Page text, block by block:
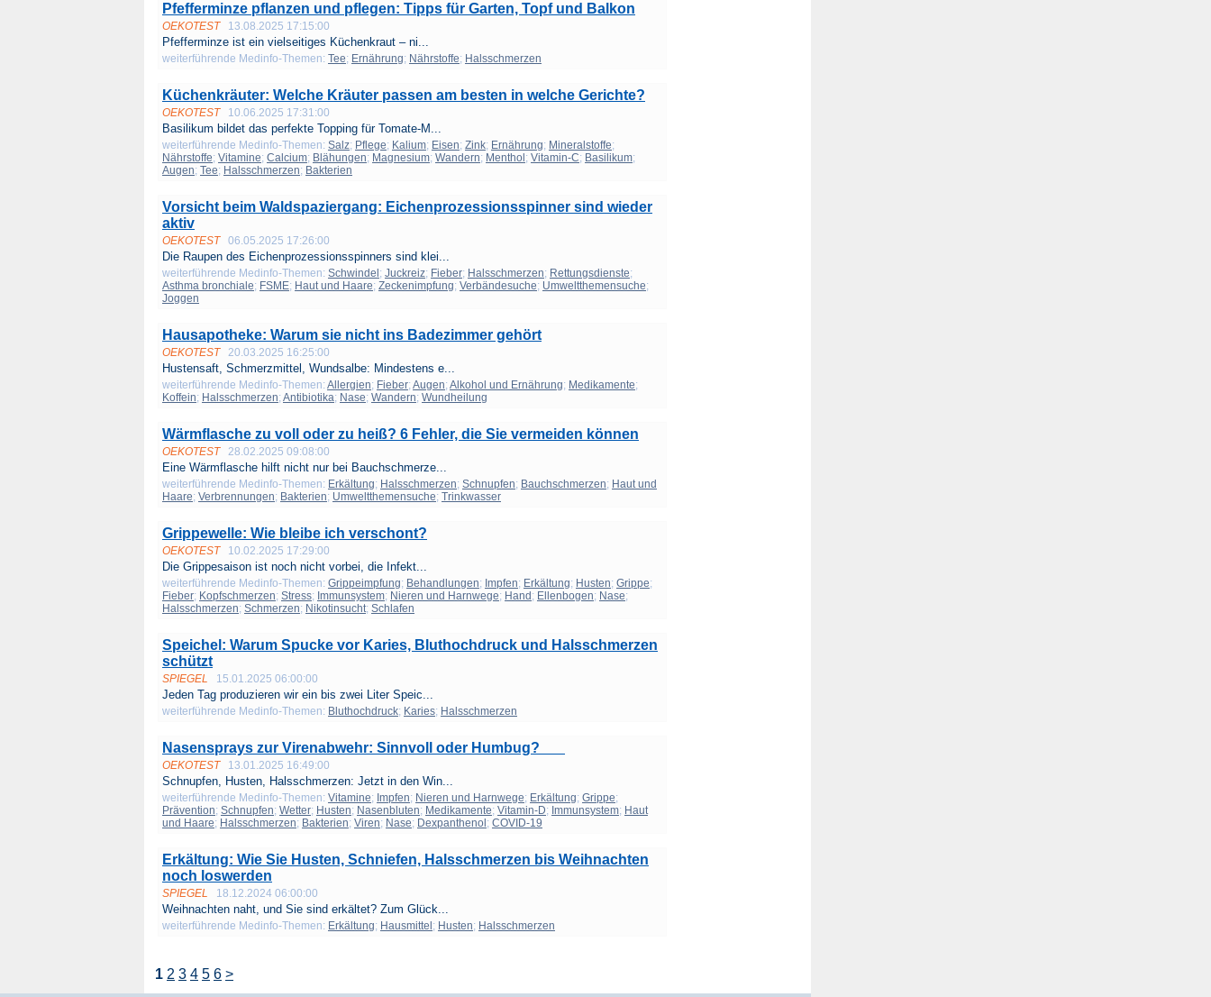
Pfefferminze pflanzen und pflegen: Tipps für Garten, Topf und Balkon
OEKOTEST 13.08.2025 17:15:00
Pfefferminze ist ein vielseitiges Küchenkraut – ni...
weiterführende Medinfo-Themen: Tee; Ernährung; Nährstoffe; Halsschmerzen
Küchenkräuter: Welche Kräuter passen am besten in welche Gerichte?
OEKOTEST 10.06.2025 17:31:00
Basilikum bildet das perfekte Topping für Tomate-M...
weiterführende Medinfo-Themen: Salz; Pflege; Kalium; Eisen; Zink; Ernährung; Mineralstoffe;
Nährstoffe; Vitamine; Calcium; Blähungen; Magnesium; Wandern; Menthol ; Vitamin-C; Basilikum;
Augen; Tee; Halsschmerzen; Bakterien
Vorsicht beim Waldspaziergang: Eichenprozessionsspinner sind wieder
aktiv
OEKOTEST 06.05.2025 17:26:00
Die Raupen des Eichenprozessionsspinners sind klei...
weiterführende Medinfo-Themen: Schwindel ; Juckreiz; Fieber; Halsschmerzen; Rettungsdienste;
Asthma bronchiale; FSME; Haut und Haare; Zeckenimpfung; Verbändesuche; Umweltthemensuche;
Joggen
Hausapotheke: Warum sie nicht ins Badezimmer gehört
OEKOTEST 20.03.2025 16:25:00
Hustensaft, Schmerzmittel, Wundsalbe: Mindestens e...
weiterführende Medinfo-Themen: Allergien; Fieber; Augen; Alkohol und Ernährung; Medikamente;
Koffein; Halsschmerzen; Antibiotika; Nase; Wandern; Wundheilung
Wärmflasche zu voll oder zu heiß? 6 Fehler, die Sie vermeiden können
OEKOTEST 28.02.2025 09:08:00
Eine Wärmflasche hilft nicht nur bei Bauchschmerze...
weiterführende Medinfo-Themen: Erkältung; Halsschmerzen; Schnupfen; Bauchschmerzen; Haut und
Haare; Verbrennungen; Bakterien; Umweltthemensuche; Trinkwasser
Grippewelle: Wie bleibe ich verschont?
OEKOTEST 10.02.2025 17:29:00
Die Grippesaison ist noch nicht vorbei, die Infekt...
weiterführende Medinfo-Themen: Grippeimpfung; Behandlungen; Impfen; Erkältung; Husten; Grippe;
Fieber; Kopfschmerzen; Stress; Immunsystem; Nieren und Harnwege; Hand ; Ellenbogen; Nase;
Halsschmerzen; Schmerzen; Nikotinsucht; Schlafen
Speichel: Warum Spucke vor Karies, Bluthochdruck und Halsschmerzen
schützt
SPIEGEL 15.01.2025 06:00:00
Jeden Tag produzieren wir ein bis zwei Liter Speic...
weiterführende Medinfo-Themen: Bluthochdruck; Karies; Halsschmerzen
Nasensprays zur Virenabwehr: Sinnvoll oder Humbug?
OEKOTEST 13.01.2025 16:49:00
Schnupfen, Husten, Halsschmerzen: Jetzt in den Win...
weiterführende Medinfo-Themen: Vitamine; Impfen; Nieren und Harnwege; Erkältung; Grippe;
Prävention; Schnupfen; Wetter; Husten; Nasenbluten; Medikamente; Vitamin-D; Immunsystem; Haut
und Haare; Halsschmerzen; Bakterien; Viren; Nase; Dexpanthenol ; COVID-19
Erkältung: Wie Sie Husten, Schniefen, Halsschmerzen bis Weihnachten
noch loswerden
SPIEGEL 18.12.2024 06:00:00
Weihnachten naht, und Sie sind erkältet? Zum Glück...
weiterführende Medinfo-Themen: Erkältung; Hausmittel ; Husten; Halsschmerzen
1 2 3 4 5 6 >